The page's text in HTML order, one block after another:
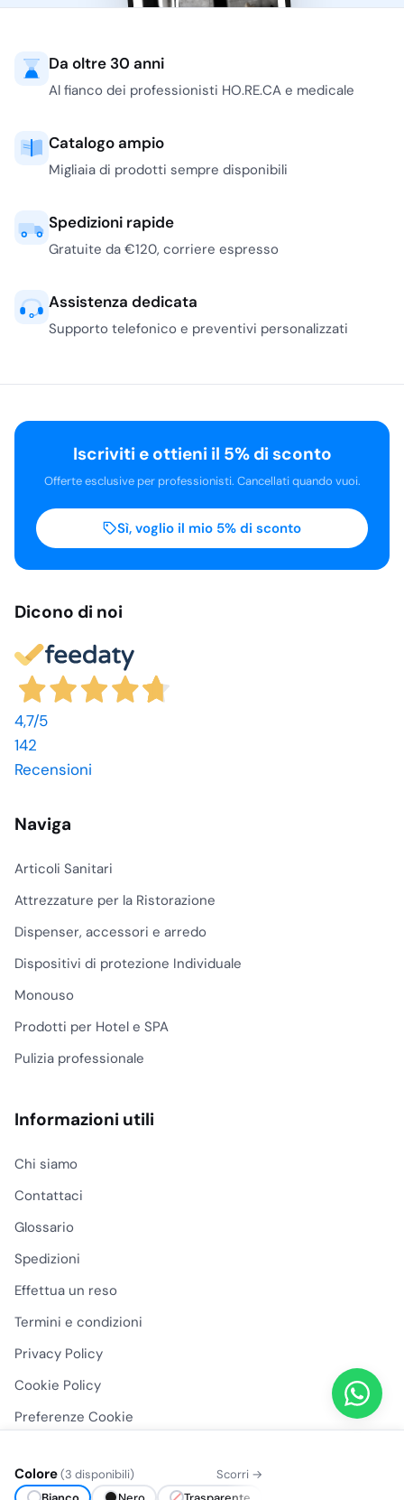
Colore(3 disponibili)
Scorri →
Da oltre 30 anni
Al fianco dei professionisti HO.RE.CA e medicale
Catalogo ampio
Migliaia di prodotti sempre disponibili
Spedizioni rapide
Gratuite da €120, corriere espresso
Assistenza dedicata
Supporto telefonico e preventivi personalizzati
Dicono di noi
4,7/5
142
Recensioni
Naviga
Articoli Sanitari
Attrezzature per la Ristorazione
Dispenser, accessori e arredo
Dispositivi di protezione Individuale
Monouso
Prodotti per Hotel e SPA
Pulizia professionale
Informazioni utili
Chi siamo
Contattaci
Glossario
Spedizioni
Effettua un reso
Termini e condizioni
Privacy Policy
Cookie Policy
Preferenze Cookie
Iscriviti e ottieni il 5% di sconto
Offerte esclusive per professionisti. Cancellati quando vuoi.
Sì, voglio il mio 5% di sconto